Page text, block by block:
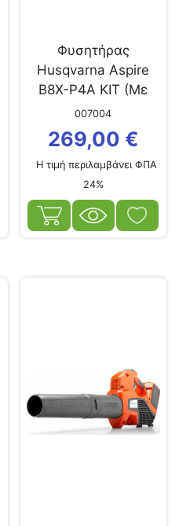
Φυσητήρας
Husqvarna Aspire
B8X-P4A KIT (Με
Μπαταρία 4,0Ah &...
007004
269,00 €
Η τιμή περιλαμβάνει ΦΠΑ
24%